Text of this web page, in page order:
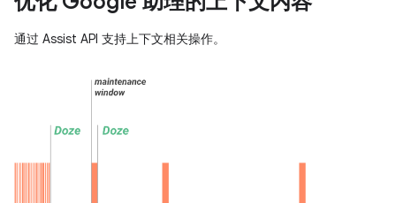
通过 Assist API 支持上下文相关操作。